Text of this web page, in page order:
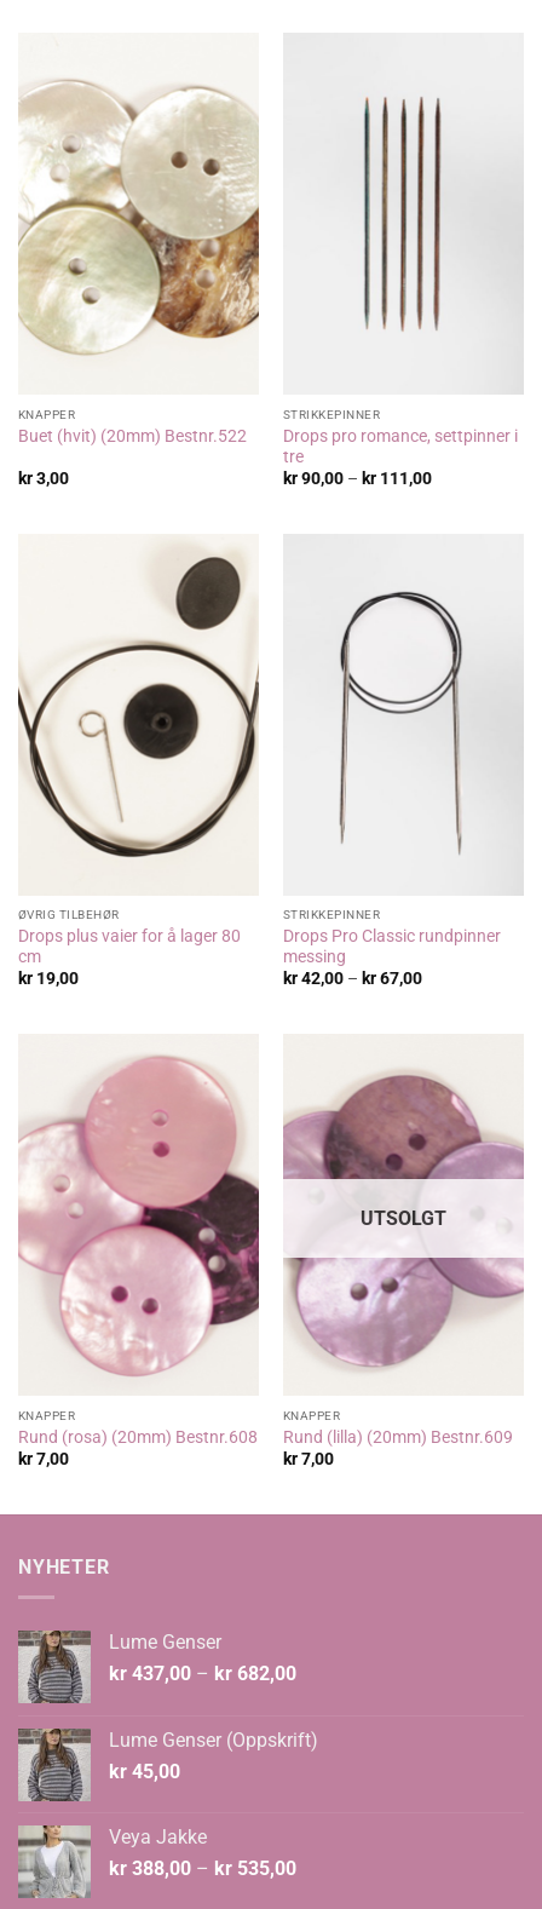
KNAPPER
Buet (hvit) (20mm) Bestnr.522
kr3,00
STRIKKEPINNER
Drops pro romance, settpinner i
tre
kr90,00 – kr111,00Prisområde:
ØVRIG TILBEHØR
Drops plus vaier for å lager 80
cm
kr19,00
STRIKKEPINNER
Drops Pro Classic rundpinner
messing
kr42,00 – kr67,00Prisområde:
KNAPPER
Rund (rosa) (20mm) Bestnr.608
kr7,00
UTSOLGT
KNAPPER
Rund (lilla) (20mm) Bestnr.609
kr7,00
NYHETER
Lume Genser
kr 437,00 – kr 682,00Prisområde:
kr 682,00
Lume Genser (Oppskrift)
kr 45,00
Veya Jakke
kr 388,00 – kr 535,00Prisområde: